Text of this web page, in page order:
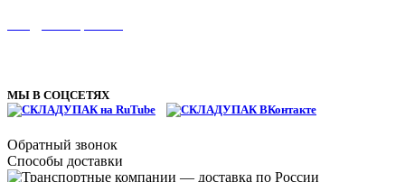
МЫ В СОЦСЕТЯХ
Обратный звонок
Способы доставки